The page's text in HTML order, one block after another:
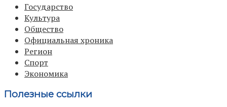
Государство
Культура
Общество
Официальная хроника
Регион
Спорт
Экономика
Полезные ссылки